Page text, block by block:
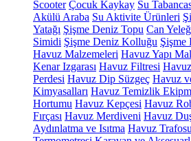
Scooter Çocuk Kaykay Su
Akülü Araba Su Aktivite Ürünleri
Yatağı Şişme Deniz Topu Can
Simidi Şişme Deniz Kolluğu Şişme
Havuz Malzemeleri Havuz Yapı
Kenar Izgarası Havuz Filtresi
Perdesi Havuz Dip Süzgeç Havuz
Kimyasalları Havuz Temizlik
Hortumu Havuz Kepçesi Havuz
Fırçası Havuz Merdiveni Havuz
Aydınlatma ve Isıtma Havuz Trafosu